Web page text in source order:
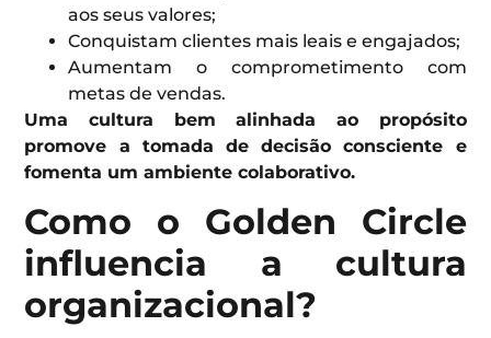
aos seus valores;
Conquistam clientes mais leais e engajados;
Aumentam o comprometimento com
metas de vendas.
Uma cultura bem alinhada ao propósito
promove a tomada de decisão consciente e
fomenta um ambiente colaborativo.
Como o Golden Circle
influencia a cultura
organizacional?